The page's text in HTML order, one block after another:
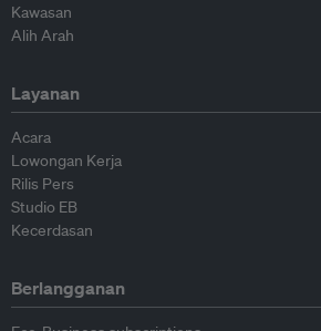
Kawasan
Alih Arah
Layanan
Acara
Lowongan Kerja
Rilis Pers
Studio EB
Kecerdasan
Berlangganan